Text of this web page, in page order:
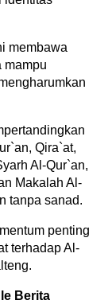
membawa
mampu
Qira`at,
Al-Qur`an,
Makalah Al-
tanpa sanad.
penting
terhadap Al-
Berita